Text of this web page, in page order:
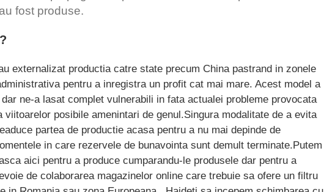
fost produse.
externalizat productia catre state precum China pastrand in zonele
pentru a inregistra un profit cat mai mare. Acest model a
ne-a lasat complet vulnerabili in fata actualei probleme provocata
posibile amenintari de genul.Singura modalitate de a evita
partea de productie acasa pentru a nu mai depinde de
in care rezervele de bunavointa sunt demult terminate.Putem
aici pentru a produce cumparandu-le produsele dar pentru a
de colaborarea magazinelor online care trebuie sa ofere un filtru